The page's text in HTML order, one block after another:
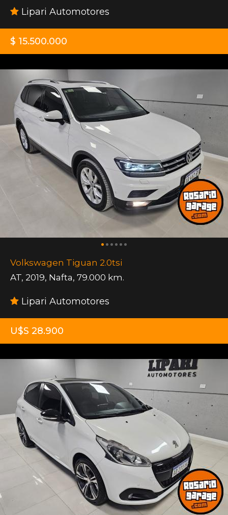
Lipari Automotores
$ 15.500.000
Volkswagen Tiguan 2.0tsi
AT, 2019, Nafta, 79.000 km.
Lipari Automotores
U$S 28.900